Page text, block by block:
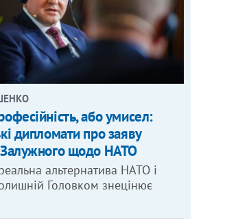
або умисел:
дипломати про заяву
Залужного щодо НАТО
альтернатива НАТО і
Головком знецінює